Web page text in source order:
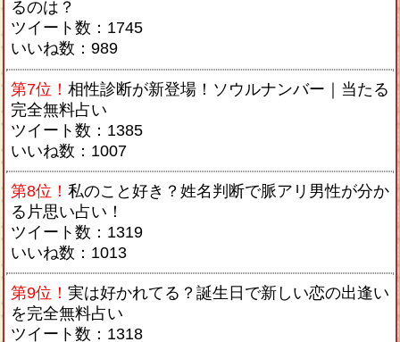
るのは？
ツイート数：1745
いいね数：989
第7位！ 相性診断が新登場！ソウルナンバー｜当たる
完全無料占い
ツイート数：1385
いいね数：1007
第8位！ 私のこと好き？姓名判断で脈アリ男性が分か
る片思い占い！
ツイート数：1319
いいね数：1013
第9位！ 実は好かれてる？誕生日で新しい恋の出逢い
を完全無料占い
ツイート数：1318